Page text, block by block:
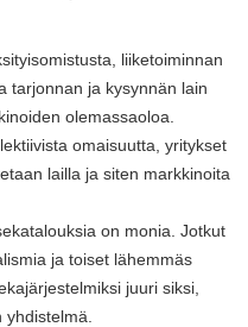
liiketoiminnan
tarjonnan ja kysynnän lain
olemassaoloa.
omaisuutta, yritykset
lailla ja siten markkinoita
on monia. Jotkut
ja toiset lähemmäs
juuri siksi,